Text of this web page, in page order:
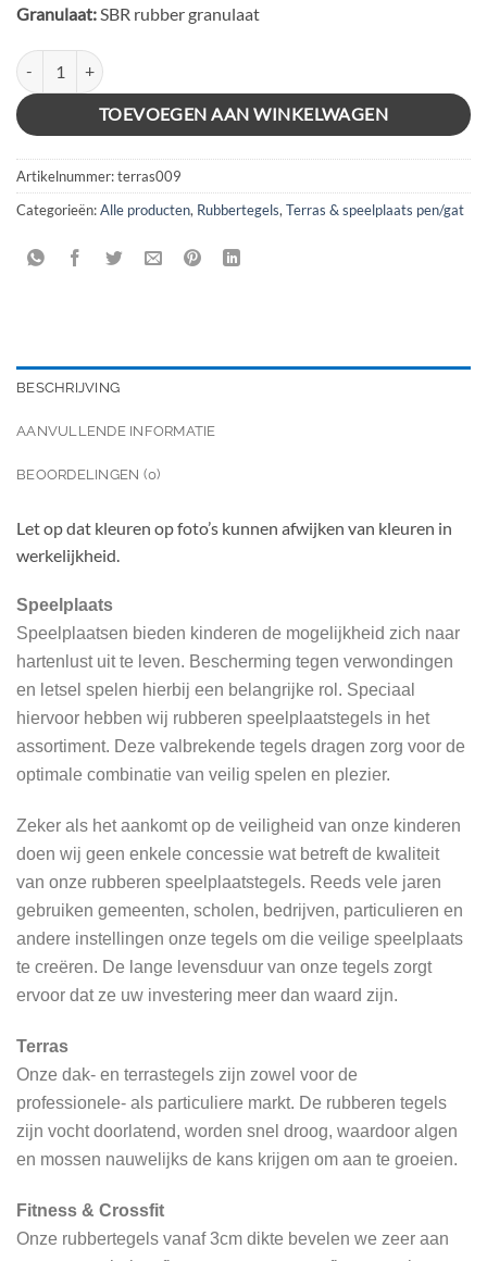
Granulaat:SBR rubber granulaat
RUBBER TEGELS 50x50x3cm PEN & GAT (MET NOP) GRIJS aantal
TOEVOEGEN AAN WINKELWAGEN
Artikelnummer:terras009
Categorieën:Alle producten, Rubbertegels, Terras & speelplaats pen/gat
BESCHRIJVING
AANVULLENDE INFORMATIE
BEOORDELINGEN (0)
Let op dat kleuren op foto’s kunnen afwijken van kleuren in
werkelijkheid.
Speelplaats
Speelplaatsen bieden kinderen de mogelijkheid zich naar
hartenlust uit te leven. Bescherming tegen verwondingen
en letsel spelen hierbij een belangrijke rol. Speciaal
hiervoor hebben wij rubberen speelplaatstegels in het
assortiment. Deze valbrekende tegels dragen zorg voor de
optimale combinatie van veilig spelen en plezier.
Zeker als het aankomt op de veiligheid van onze kinderen
doen wij geen enkele concessie wat betreft de kwaliteit
van onze rubberen speelplaatstegels. Reeds vele jaren
gebruiken gemeenten, scholen, bedrijven, particulieren en
andere instellingen onze tegels om die veilige speelplaats
te creëren. De lange levensduur van onze tegels zorgt
ervoor dat ze uw investering meer dan waard zijn.
Terras
Onze dak- en terrastegels zijn zowel voor de
professionele- als particuliere markt. De rubberen tegels
zijn vocht doorlatend, worden snel droog, waardoor algen
en mossen nauwelijks de kans krijgen om aan te groeien.
Fitness & Crossfit
Onze rubbertegels vanaf 3cm dikte bevelen we zeer aan